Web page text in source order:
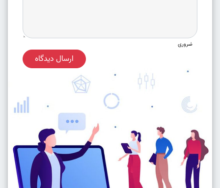
ضروری
ارسال دیدگاه